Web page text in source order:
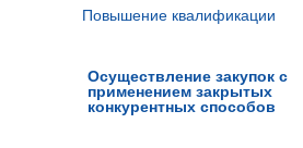
Осуществление закупок с
применением закрытых
конкурентных способов
Повышение квалификации